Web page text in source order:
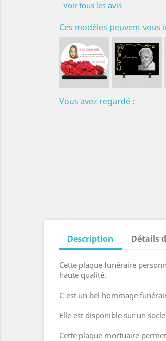
Voir tous les avis
Ces modèles peuvent vous
Vous avez regardé :
Description Détails
Cette plaque funéraire
haute qualité.
C'est un bel hommage
Elle est disponible sur un
Cette plaque mortuaire